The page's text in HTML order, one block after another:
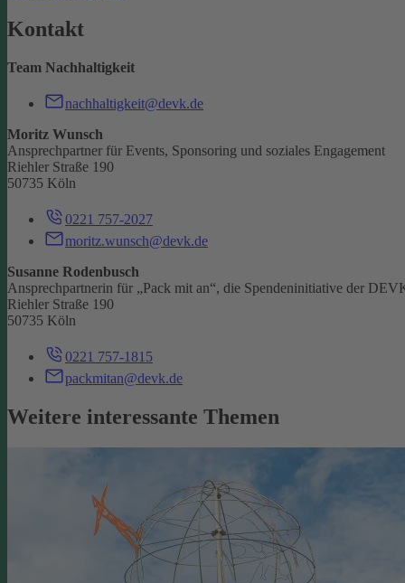
Kontakt
Team Nachhaltigkeit
nachhaltigkeit@devk.de
Moritz Wunsch
Ansprechpartner für Events, Sponsoring und soziales Engagement
Riehler Straße 190
50735 Köln
0221 757-2027
moritz.wunsch@devk.de
Susanne Rodenbusch
Ansprechpartnerin für „Pack mit an“, die Spendeninitiative der
Riehler Straße 190
50735 Köln
0221 757-1815
packmitan@devk.de
Weitere interessante Themen